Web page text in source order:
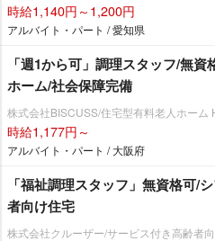
時給1,140円～1,200円
アルバイト・パート / 愛知県
「週1から可」調理スタッフ/無
ホーム/社会保障完備
株式会社BISCUSS/住宅型有料老人ホーム
時給1,177円～
アルバイト・パート / 大阪府
「福祉調理スタッフ」無資格可/
者向け住宅
株式会社クルーザー/サービス付き高齢者